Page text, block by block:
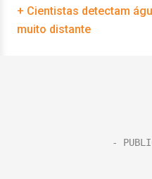
+ Cientistas detectam
muito distante